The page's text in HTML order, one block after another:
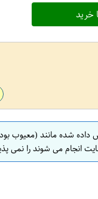
خرید
شده مانند (معیوب
انجام می شوند را نمی